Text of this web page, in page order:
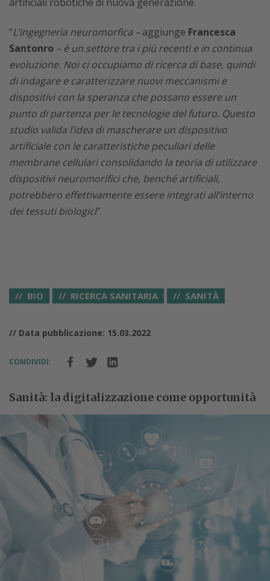
“L’ingegneria neuromorfica –aggiunge Francesca
Santonro – è un settore tra i più recenti e in continua
evoluzione. Noi ci occupiamo di ricerca di base, quindi
di indagare e caratterizzare nuovi meccanismi e
dispositivi con la speranza che possano essere un
punto di partenza per le tecnologie del futuro. Questo
studio valida l’idea di mascherare un dispositivo
artificiale con le caratteristiche peculiari delle
membrane cellulari consolidando la teoria di utilizzare
dispositivi neuromorifici che, benché artificiali,
potrebbero effettivamente essere integrati all’interno
dei tessuti biologici”.
BIO RICERCA SANITARIA SANITÀ
// Data pubblicazione: 15.03.2022
CONDIVIDI:
Sanità: la digitalizzazione come opportunità